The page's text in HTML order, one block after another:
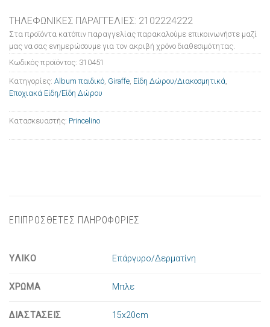
ΤΗΛΕΦΩΝΙΚΕΣ ΠΑΡΑΓΓΕΛΙΕΣ: 2102224222
Στα προϊόντα κατόπιν παραγγελίας παρακαλούμε επικοινωνήστε μαζί
μας να σας ενημερώσουμε για τον ακριβή χρόνο διαθεσιμότητας.
Κωδικός προϊόντος: 310451
Κατηγορίες: Album παιδικό Giraffe Είδη Δώρου/Διακοσμητικά
Εποχιακά Είδη/Είδη Δώρου
Κατασκευαστής: Princelino
ΕΠΙΠΡΟΣΘΕΤΕΣ ΠΛΗΡΟΦΟΡΙΕΣ
ΥΛΙΚΟ Επάργυρο/Δερματίνη
ΧΡΩΜΑ Μπλε
ΔΙΑΣΤΑΣΕΙΣ 15x20cm